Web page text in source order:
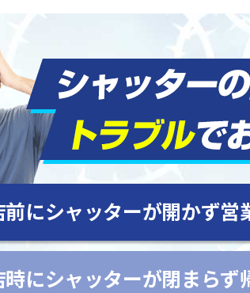
前にシャッターが開かず営
時にシャッターが閉まらず